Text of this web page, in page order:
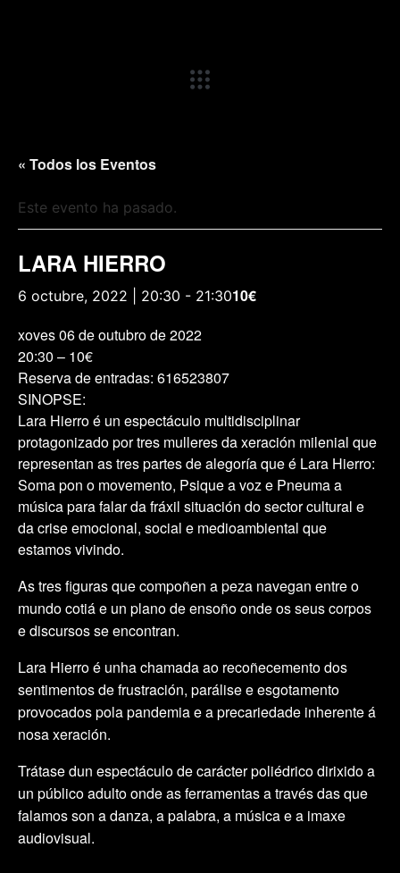
« Todos los Eventos
Este evento ha pasado.
LARA HIERRO
6 octubre, 2022 | 20:30 - 21:3010€
xoves 06 de outubro de 2022
20:30 – 10€
Reserva de entradas: 616523807
SINOPSE:
Lara Hierro é un espectáculo multidisciplinar
protagonizado por tres mulleres da xeración milenial que
representan as tres partes de alegoría que é Lara Hierro:
Soma pon o movemento, Psique a voz e Pneuma a
música para falar da fráxil situación do sector cultural e
da crise emocional, social e medioambiental que
estamos vivindo.
As tres figuras que compoñen a peza navegan entre o
mundo cotiá e un plano de ensoño onde os seus corpos
e discursos se encontran.
Lara Hierro é unha chamada ao recoñecemento dos
sentimentos de frustración, parálise e esgotamento
provocados pola pandemia e a precariedade inherente á
nosa xeración.
Trátase dun espectáculo de carácter poliédrico dirixido a
un público adulto onde as ferramentas a través das que
falamos son a danza, a palabra, a música e a imaxe
audiovisual.